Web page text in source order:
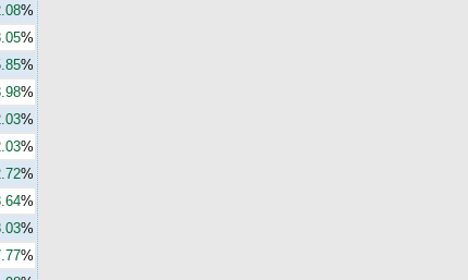
%
%
%
%
%
%
%
%
%
%